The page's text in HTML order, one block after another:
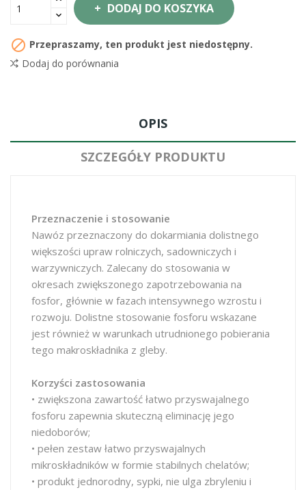
DODAJ DO KOSZYKA
 Przepraszamy, ten produkt jest niedostępny.
Dodaj do porównania
OPIS
SZCZEGÓŁY PRODUKTU
Przeznaczenie i stosowanie
Nawóz przeznaczony do dokarmiania dolistnego
większości upraw rolniczych, sadowniczych i
warzywniczych. Zalecany do stosowania w
okresach zwiększonego zapotrzebowania na
fosfor, głównie w fazach intensywnego wzrostu i
rozwoju. Dolistne stosowanie fosforu wskazane
jest również w warunkach utrudnionego pobierania
tego makroskładnika z gleby.
Korzyści zastosowania
• zwiększona zawartość łatwo przyswajalnego
fosforu zapewnia skuteczną eliminację jego
niedoborów;
• pełen zestaw łatwo przyswajalnych
mikroskładników w formie stabilnych chelatów;
• produkt jednorodny, sypki, nie ulga zbryleniu i